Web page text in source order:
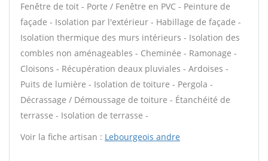
Fenêtre de toit - Porte / Fenêtre en PVC - Peinture de
façade - Isolation par l'extérieur - Habillage de façade -
Isolation thermique des murs intérieurs - Isolation des
combles non aménageables - Cheminée - Ramonage -
Cloisons - Récupération deaux pluviales - Ardoises -
Puits de lumière - Isolation de toiture - Pergola -
Décrassage / Démoussage de toiture - Étanchéité de
terrasse - Isolation de terrasse -
Voir la fiche artisan : Lebourgeois andre